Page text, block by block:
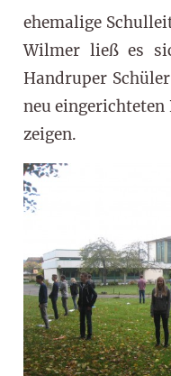
ehemalige
Wilmer ließ es
Handruper
neu eingerichteten
zeigen.